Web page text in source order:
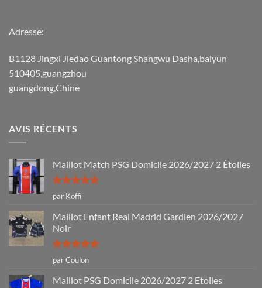
Adresse:
B1128 Jingxi Jiedao Guantong Shangwu Dasha,baiyun
510405,guangzhou
guangdong,Chine
AVIS RÉCENTS
Maillot Match PSG Domicile 2026/2027 2 Étoiles
Note5sur
5
par Koffi
Maillot Enfant Real Madrid Gardien 2026/2027
Noir
Note5sur
5
par Coulon
Maillot PSG Domicile 2026/2027 2 Etoiles